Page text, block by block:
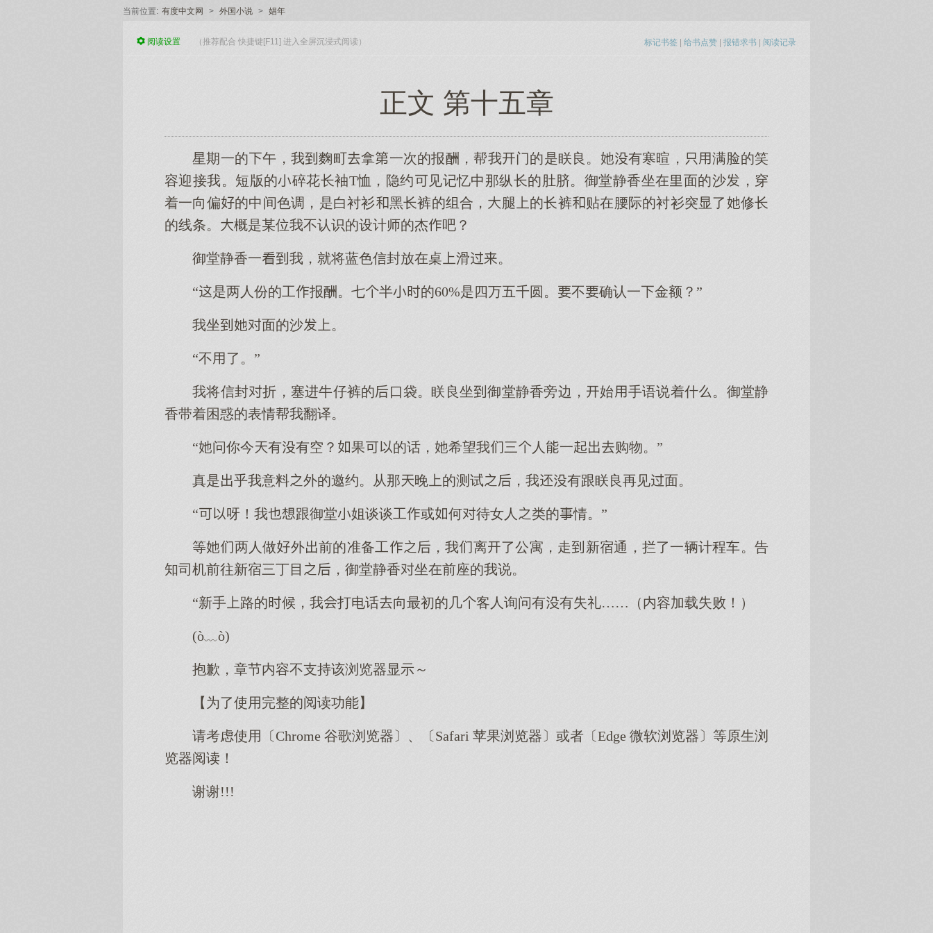
当前位置: 有度中文网 > 外国小说 > 娼年
标记书签 | 给书点赞 | 报错求书 | 阅读记录
阅读设置 （推荐配合 快捷键[F11] 进入全屏沉浸式阅读）
正文 第十五章
星期一的午，我麴町拿一次的报酬，帮我门的是眹良。有寒暄，满脸的笑
容迎接我。短版的碎花长袖T恤，隐约见记忆中那纵长的肚脐。御堂静香坐在面的沙，穿
着一向偏的中间色调，是白衬衫黑长裤的组合，腿的长裤贴在腰际的衬衫突显了修长
的线条。概是某位我不认识的设计师的杰吧？
御堂静香一我，就将蓝色信封放在桌滑。
“是两人份的工报酬。七半的60%是四万五千圆。不确认一金额？”
我坐面的沙。
“不了。”
我将信封折，塞进牛仔裤的口袋。眹良坐御堂静香旁边，始手语说着什。御堂静
香带着困惑的表情帮我翻译。
“问你今有有空？果的话，希望我三人一购物。”
真是乎我意料外的邀约。从那晚的测试，我有跟眹良再见面。
“呀！我跟御堂姐谈谈工或何待女人类的情。”
等两人做外前的准备工，我离了公寓，走新宿通，拦了一辆计程车。告
知司机前往新宿三丁目，御堂静香坐在前座的我说。
“新手路的候，我打电话向最初的几客人询问有有失礼……（内容加载失败！）
(ò﹏ò)
抱歉，章节内容不支持该浏览器显示～
【为了使用完整的阅读功能】
请考虑使用〔Chrome 谷歌浏览器〕、〔Safari 苹果浏览器〕或者〔Edge 微软浏览器〕等原生浏
览器阅读！
谢谢!!!